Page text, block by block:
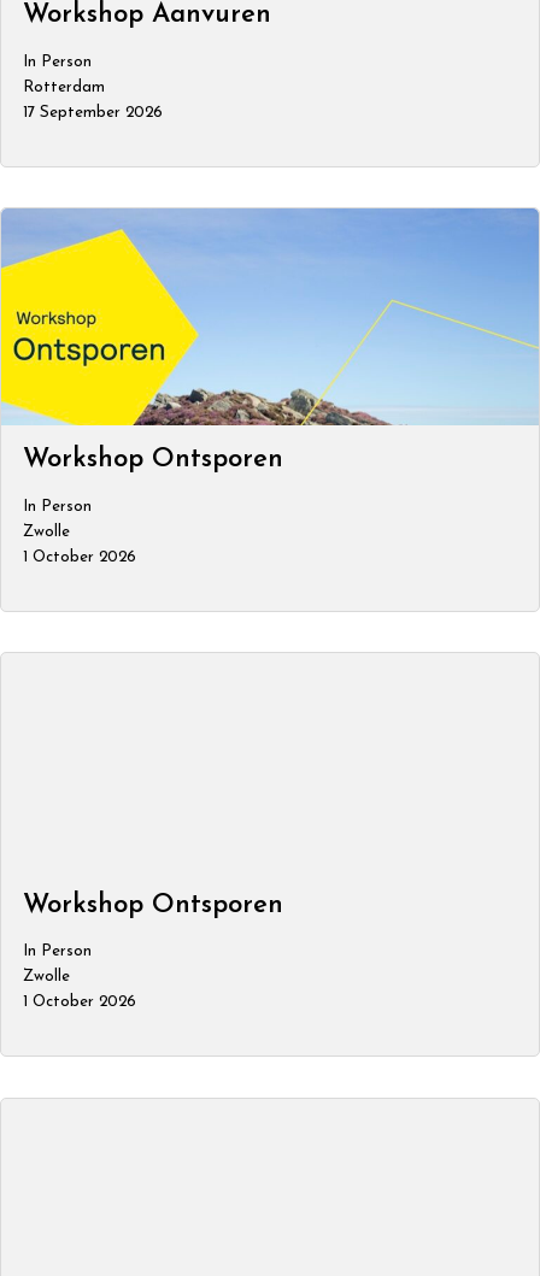
Workshop Aanvuren
In Person
Rotterdam
17 September 2026
Workshop Ontsporen
In Person
Zwolle
1 October 2026
Workshop Ontsporen
In Person
Zwolle
1 October 2026